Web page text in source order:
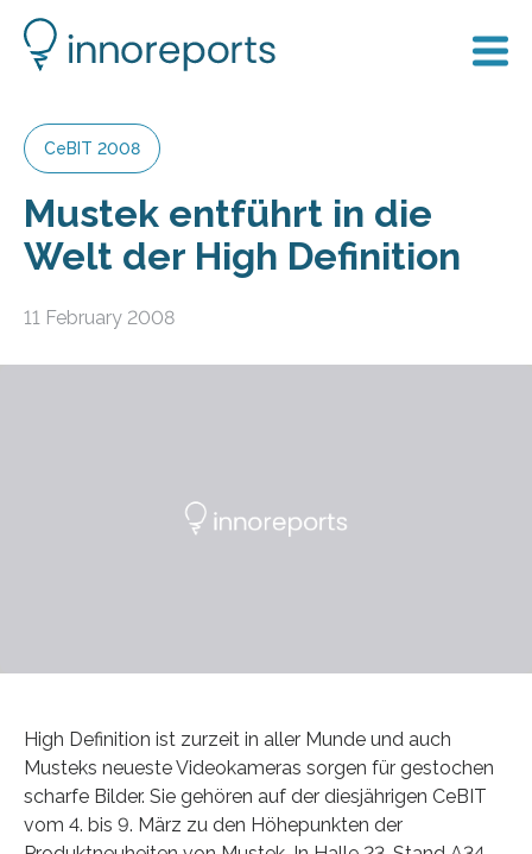
CeBIT 2008
Mustek entführt in die
Welt der High Definition
11 February 2008
High Definition ist zurzeit in aller Munde und auch
Musteks neueste Videokameras sorgen für gestochen
scharfe Bilder. Sie gehören auf der diesjährigen CeBIT
vom 4. bis 9. März zu den Höhepunkten der